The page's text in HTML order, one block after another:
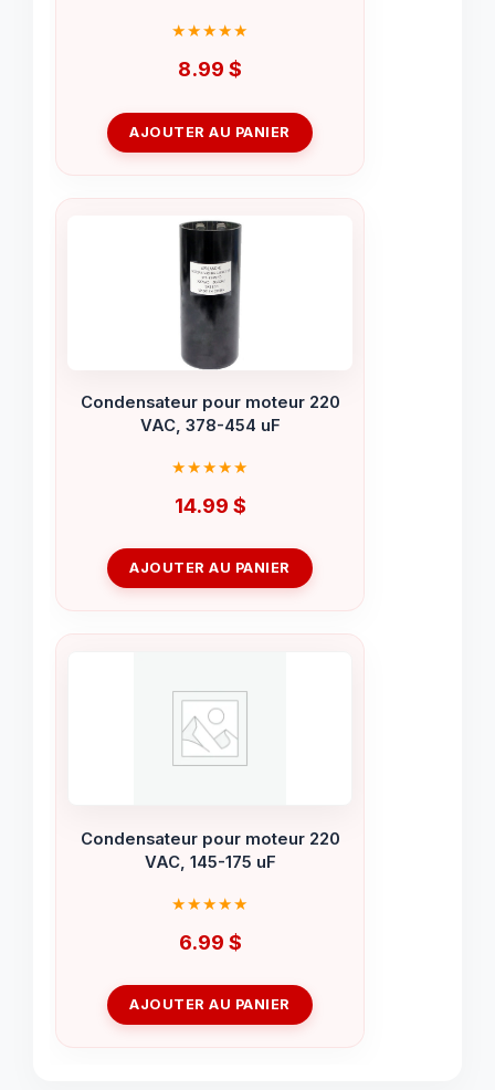
8.99 $
AJOUTER AU PANIER
Condensateur pour moteur 220
VAC, 378-454 uF
14.99 $
AJOUTER AU PANIER
Condensateur pour moteur 220
VAC, 145-175 uF
6.99 $
AJOUTER AU PANIER